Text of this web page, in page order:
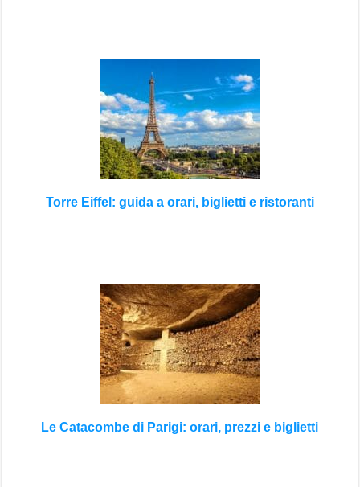
Torre Eiffel: guida a orari, biglietti e ristoranti
Le Catacombe di Parigi: orari, prezzi e biglietti